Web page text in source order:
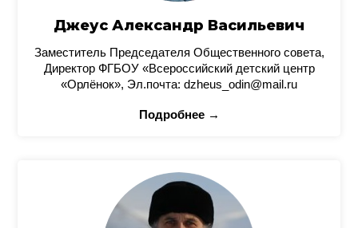
Джеус Александр Васильевич
Заместитель Председателя Общественного совета,
Директор ФГБОУ «Всероссийский детский центр
«Орлёнок», Эл.почта: dzheus_odin@mail.ru
Подробнее →